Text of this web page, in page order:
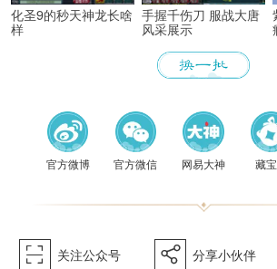
化圣9的秒天神龙长啥
样
手握千伤刀 服战大唐
风采展示
《梦
官方微博 官方微信 网易大神 藏
򰀁 关注公众号 򰀂 分享小伙伴